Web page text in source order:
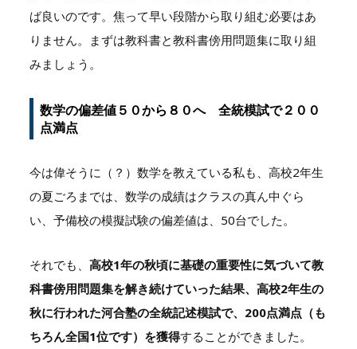
ば良いのです。焦って早い段階から取り組む必要はあ
りません。まずは教科書と教科書傍用問題集に取り組
みましょう。
数学の偏差値５０から８０へ 全統模試で２００
点満点
今は偉そうに（？）数学を教えている私も、高校2年生
の夏ごろまでは、数学の成績はクラスの真ん中ぐら
い、予備校の模擬試験の偏差値は、 50台でした。
それでも、 高校1年の秋頃に基礎の重要性に気づいて教
科書傍用問題集を解き続けていった結果、高校2年生の
秋に行われた河合塾の全統記述模試で、 200点満点（も
ちろん全国1位です）を獲得することができました。